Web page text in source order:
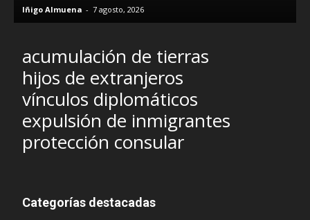
Iñigo Almuena - 7 agosto, 2026
acumulación de tierras
hijos de extranjeros
vínculos diplomáticos
expulsión de inmigrantes
protección consular
Categorías destacadas